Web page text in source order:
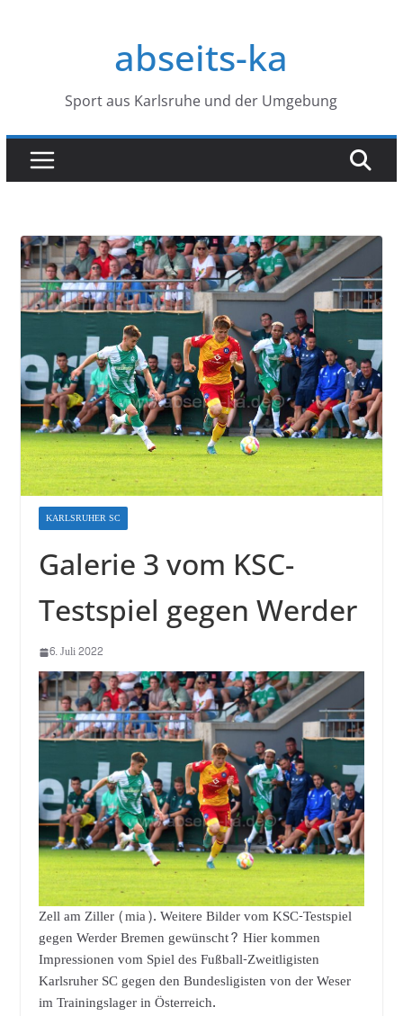
abseits-ka
Sport aus Karlsruhe und der Umgebung
KARLSRUHER SC
Galerie 3 vom KSC-
Testspiel gegen Werder
6. Juli 2022
Zell am Ziller (mia). Weitere Bilder vom KSC-Testspiel
gegen Werder Bremen gewünscht? Hier kommen
Impressionen vom Spiel des Fußball-Zweitligisten
Karlsruher SC gegen den Bundesligisten von der Weser
im Trainingslager in Österreich.